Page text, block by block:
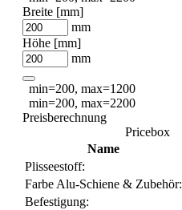
Breite [mm]
mm
Höhe [mm]
mm
min=200, max=1200
min=200, max=2200
Preisberechnung
Pricebox
Name
Plisseestoff:
Farbe Alu-Schiene & Zubehör:
Befestigung: